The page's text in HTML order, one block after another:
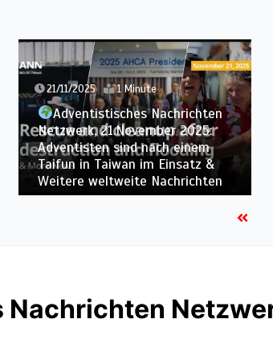
21/11/2025 1 Minute
Adventistisches Nachrichten
Netzwerk, 21.November 2025:
Adventisten sind nach einem
Taifun in Taiwan im Einsatz &
Weitere weltweite Nachrichten